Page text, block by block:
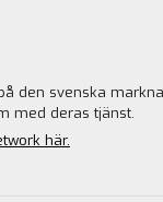
den svenska
med deras tjänst.
här.